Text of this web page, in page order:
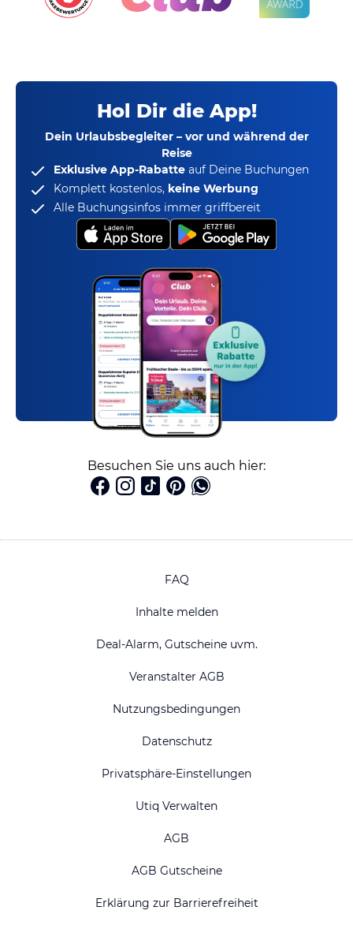
Hol Dir die App!
Dein Urlaubsbegleiter – vor und während der
Reise
Exklusive App-Rabatte auf Deine Buchungen
Komplett kostenlos, keine Werbung
Alle Buchungsinfos immer griffbereit
Besuchen Sie uns auch hier:
FAQ
Inhalte melden
Deal-Alarm, Gutscheine uvm.
Veranstalter AGB
Nutzungsbedingungen
Datenschutz
Privatsphäre-Einstellungen
Utiq Verwalten
AGB
AGB Gutscheine
Erklärung zur Barrierefreiheit